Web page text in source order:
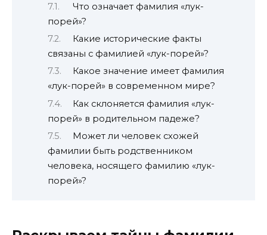
Что означает фамилия «лук-
порей»?
Какие исторические факты
связаны с фамилией «лук-порей»?
Какое значение имеет фамилия
«лук-порей» в современном мире?
Как склоняется фамилия «лук-
порей» в родительном падеже?
Может ли человек схожей
фамилии быть родственником
человека, носящего фамилию «лук-
порей»?